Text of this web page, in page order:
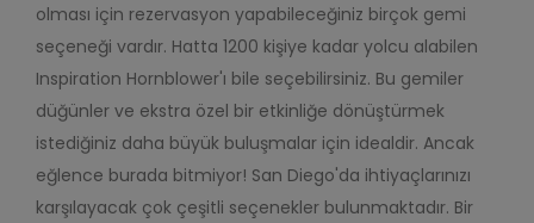
olması için rezervasyon yapabileceğiniz birçok gemi
seçeneği vardır. Hatta 1200 kişiye kadar yolcu alabilen
Inspiration Hornblower'ı bile seçebilirsiniz. Bu gemiler
düğünler ve ekstra özel bir etkinliğe dönüştürmek
istediğiniz daha büyük buluşmalar için idealdir. Ancak
eğlence burada bitmiyor! San Diego'da ihtiyaçlarınızı
karşılayacak çok çeşitli seçenekler bulunmaktadır. Bir